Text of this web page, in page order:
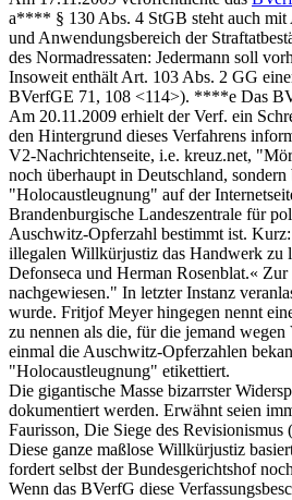
a**** § 130 Abs. 4 StGB steht auch mit
und Anwendungsbereich der
des Normadressaten: Jedermann soll
Insoweit enthält Art. 103 Abs. 2 GG
BVerfGE 71, 108 <114>). ****e Das
Am 20.11.2009 erhielt der Verf. ein
den Hintergrund dieses Verfahrens
V2-Nachrichtenseite, i.e. kreuz.net,
noch überhaupt in Deutschland,
"Holocaustleugnung" auf der
Brandenburgische Landeszentrale für
Auschwitz-Opferzahl bestimmt ist.
illegalen Willkürjustiz das Handwerk zu
Defonseca und Herman Rosenblat.«
nachgewiesen." In letzter Instanz
wurde. Fritjof Meyer hingegen nennt
zu nennen als die, für die jemand
einmal die Auschwitz-Opferzahlen
"Holocaustleugnung" etikettiert.
Die gigantische Masse bizarrster
dokumentiert werden. Erwähnt seien
Faurisson, Die Siege des
Diese ganze maßlose Willkürjustiz
fordert selbst der Bundesgerichtshof
Wenn das BVerfG diese